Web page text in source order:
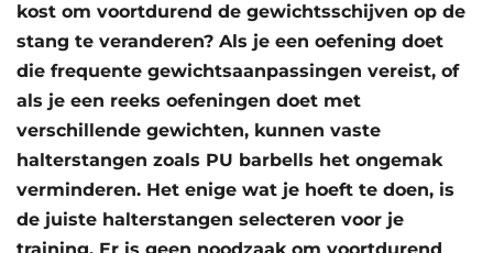
kost om voortdurend de gewichtsschijven op de
stang te veranderen? Als je een oefening doet
die frequente gewichtsaanpassingen vereist, of
als je een reeks oefeningen doet met
verschillende gewichten, kunnen vaste
halterstangen zoals PU barbells het ongemak
verminderen. Het enige wat je hoeft te doen, is
de juiste halterstangen selecteren voor je